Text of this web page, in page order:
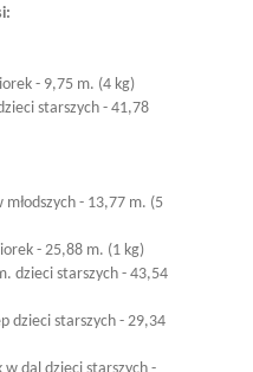
- 9,75 m. (4 kg)
starszych - 41,78
- 13,77 m. (5
- 25,88 m. (1 kg)
dzieci starszych - 43,54
dzieci starszych - 29,34